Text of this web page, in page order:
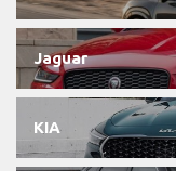
Jaguar
KIA